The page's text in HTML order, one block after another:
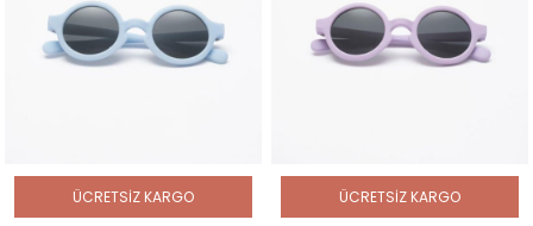
ÜCRETSIZ KARGO ÜCRETSIZ KARGO